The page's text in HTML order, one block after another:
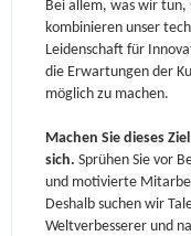
Bei allem, was wir tun,
kombinieren unser
Leidenschaft für
die Erwartungen der
möglich zu machen.
Machen Sie dieses
sich. Sprühen Sie vor
und motivierte
Deshalb suchen wir
Weltverbesserer und